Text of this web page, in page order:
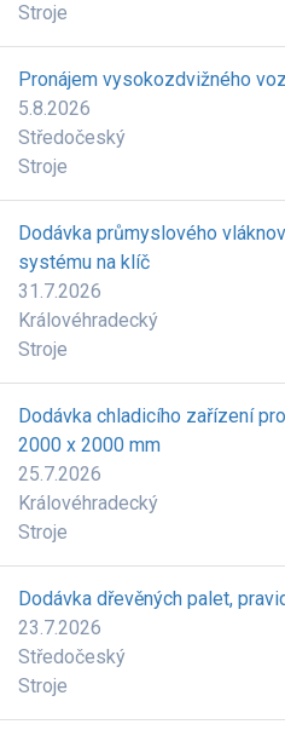
Stroje
Pronájem vysokozdvižného
5.8.2026
Středočeský
Stroje
Dodávka průmyslového
systému na klíč
31.7.2026
Královéhradecký
Stroje
Dodávka chladicího zařízení
2000 x 2000 mm
25.7.2026
Královéhradecký
Stroje
Dodávka dřevěných palet,
23.7.2026
Středočeský
Stroje